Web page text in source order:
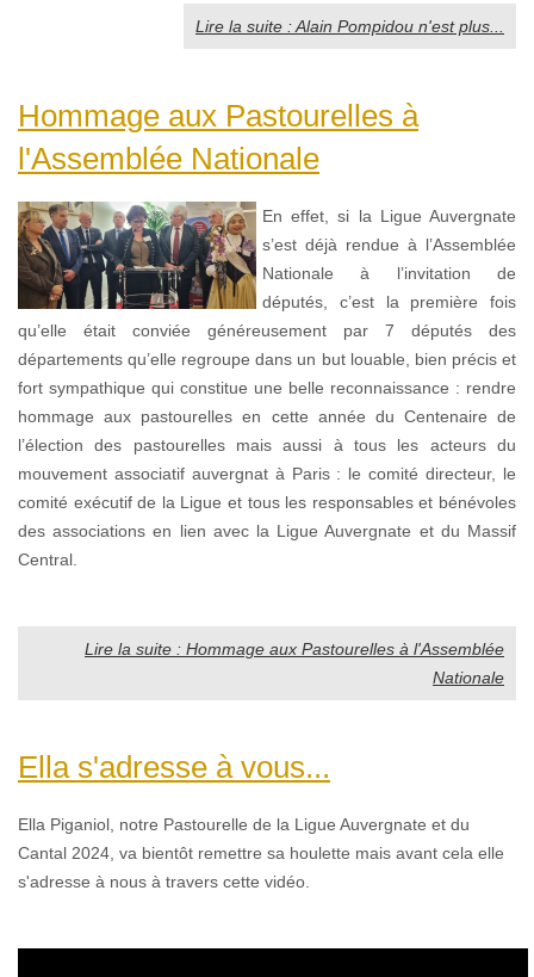
Lire la suite : Alain Pompidou n'est plus...
Hommage aux Pastourelles à
l'Assemblée Nationale
En effet, si la Ligue Auvergnate
s’est déjà rendue à l’Assemblée
Nationale à l’invitation de
députés, c’est la première fois
qu’elle était conviée généreusement par 7 députés des
départements qu’elle regroupe dans un but louable, bien précis et
fort sympathique qui constitue une belle reconnaissance : rendre
hommage aux pastourelles en cette année du Centenaire de
l’élection des pastourelles mais aussi à tous les acteurs du
mouvement associatif auvergnat à Paris : le comité directeur, le
comité exécutif de la Ligue et tous les responsables et bénévoles
des associations en lien avec la Ligue Auvergnate et du Massif
Central.
Lire la suite : Hommage aux Pastourelles à l'Assemblée
Nationale
Ella s'adresse à vous...
Ella Piganiol, notre Pastourelle de la Ligue Auvergnate et du
Cantal 2024, va bientôt remettre sa houlette mais avant cela elle
s'adresse à nous à travers cette vidéo.